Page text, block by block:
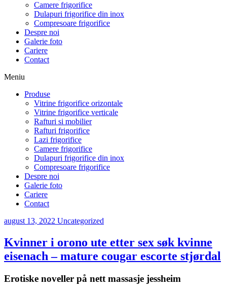
Camere frigorifice
Dulapuri frigorifice din inox
Compresoare frigorifice
Despre noi
Galerie foto
Cariere
Contact
Meniu
Produse
Vitrine frigorifice orizontale
Vitrine frigorifice verticale
Rafturi si mobilier
Rafturi frigorifice
Lazi frigorifice
Camere frigorifice
Dulapuri frigorifice din inox
Compresoare frigorifice
Despre noi
Galerie foto
Cariere
Contact
august 13, 2022 Uncategorized
Kvinner i orono ute etter sex søk kvinne
eisenach – mature cougar escorte stjørdal
Erotiske noveller på nett massasje jessheim